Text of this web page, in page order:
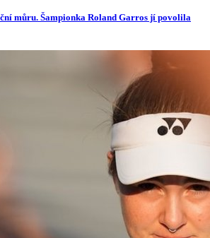
můru. Šampionka Roland Garros jí povolila